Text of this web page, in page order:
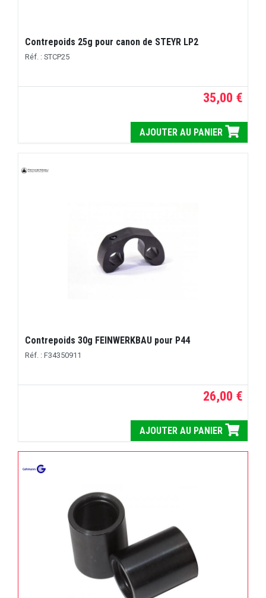
Contrepoids 25g pour canon de STEYR LP2
Réf. : STCP25
35,00 €
AJOUTER AU PANIER
Contrepoids 30g FEINWERKBAU pour P44
Réf. : F34350911
26,00 €
AJOUTER AU PANIER